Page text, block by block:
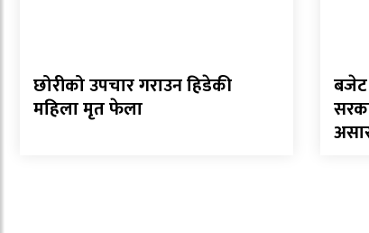
छोरीको उपचार गराउन हिडेकी
महिला मृत फेला
बजेट